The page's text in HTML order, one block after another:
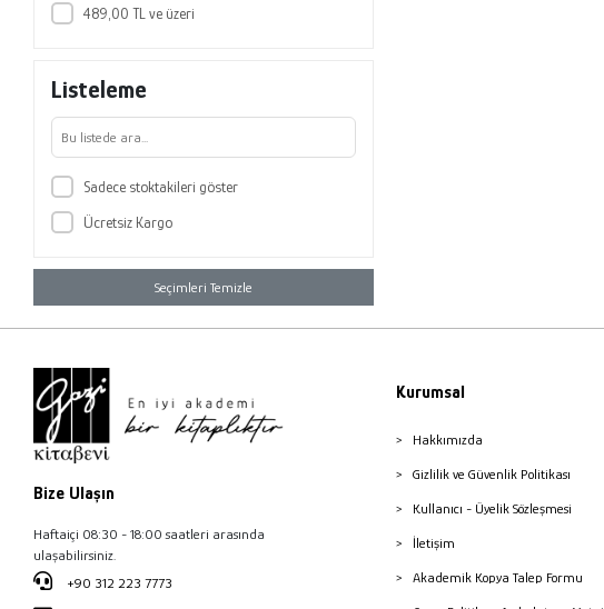
Yusuf Sayın
489,00 TL ve üzeri
Listeleme
Sadece stoktakileri göster
Ücretsiz Kargo
Seçimleri Temizle
Bize Ulaşın
Haftaiçi 08:30 - 18:00 saatleri arasında
ulaşabilirsiniz.
+90 312 223 7773
Kurumsal
Hakkımızda
Gizlilik ve Güvenlik Politikası
Kullanıcı - Üyelik Sözleşmesi
İletişim
Akademik Kopya Talep Formu